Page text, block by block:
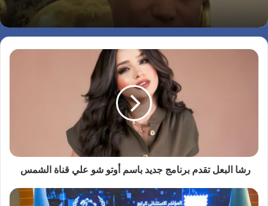
رشا البعل تقدم برنامج جديد باسم أوتو شو علي قناة الشمس